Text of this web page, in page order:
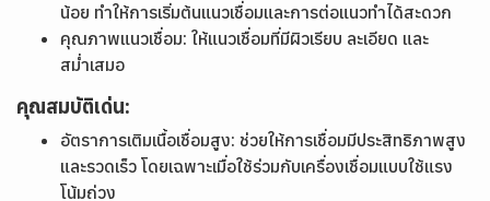
น้อย ทำให้การเริ่มต้นแนวเชื่อมและการต่อแนวทำได้สะดวก
คุณภาพแนวเชื่อม: ให้แนวเชื่อมที่มีผิวเรียบ ละเอียด และ
สม่ำเสมอ
คุณสมบัติเด่น:
อัตราการเติมเนื้อเชื่อมสูง: ช่วยให้การเชื่อมมีประสิทธิภาพสูง
และรวดเร็ว โดยเฉพาะเมื่อใช้ร่วมกับเครื่องเชื่อมแบบใช้แรง
โน้มถ่วง